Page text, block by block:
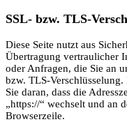
SSL- bzw. TLS-
Diese Seite nutzt aus
Übertragung vertraulicher
oder Anfragen, die Sie an
bzw. TLS-
Sie daran, dass die
„https://“ wechselt und an
Browserzeile.